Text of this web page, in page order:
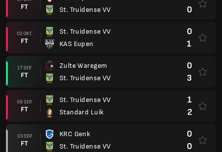
FT
St. Truidense VV
0
02 OKT.
FT
St. Truidense VV
KAS Eupen
0
1
17 SEP.
FT
Zulte Waregem
St. Truidense VV
0
3
09 SEP.
FT
St. Truidense VV
Standard Luik
1
2
03 SEP.
FT
KRC Genk
St. Truidense VV
0
0